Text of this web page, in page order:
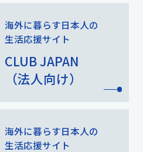
海外に暮らす日本人の
生活応援サイト
CLUB JAPAN
（法人向け）
海外に暮らす日本人の
生活応援サイト